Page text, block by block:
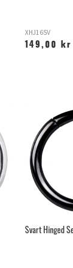
XHJ16SV
149,00 kr
Svart Hinged